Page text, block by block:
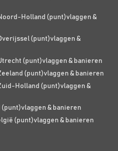
Holland (punt)vlaggen &
(punt)vlaggen &
(punt)vlaggen & banieren
(punt)vlaggen & banieren
Holland (punt)vlaggen &
& banieren
(punt)vlaggen & banieren